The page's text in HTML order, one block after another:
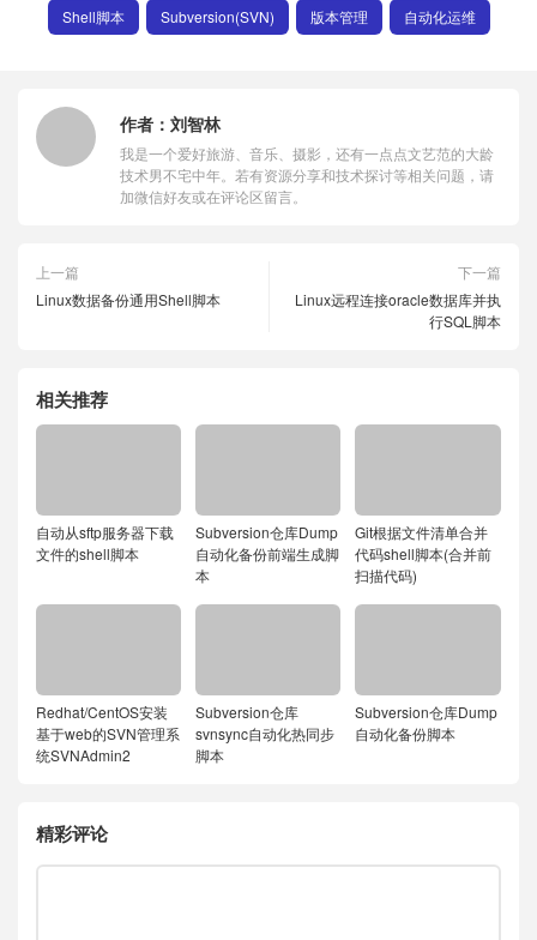
Shell脚本 Subversion(SVN) 版本管理 自动化运维
作者： 刘智林
我是一个爱好旅游、音乐、摄影，还有一点点文艺范的大龄
技术男不宅中年。若有资源分享和技术探讨等相关问题，请
加微信好友或在评论区留言。
上一篇
Linux数据备份通用Shell脚本
下一篇
Linux远程连接oracle数据库并执
行SQL脚本
相关推荐
自动从sftp服务器下载
文件的shell脚本
Subversion仓库Dump
自动化备份前端生成脚
本
Git根据文件清单合并
代码shell脚本(合并前
扫描代码)
Redhat/CentOS安装
基于web的SVN管理系
统SVNAdmin2
Subversion仓库
svnsync自动化热同步
脚本
Subversion仓库Dump
自动化备份脚本
精彩评论